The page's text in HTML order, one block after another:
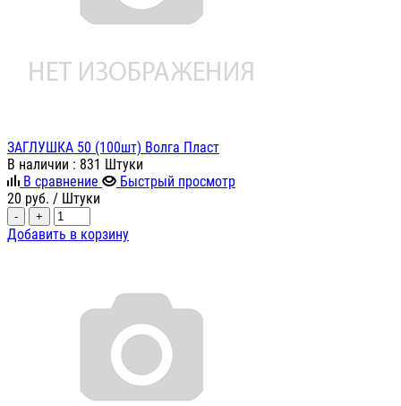
ЗАГЛУШКА 50 (100шт) Волга Пласт
В наличии : 831 Штуки
В сравнение
Быстрый просмотр
20 руб. / Штуки
- +
Добавить в корзину